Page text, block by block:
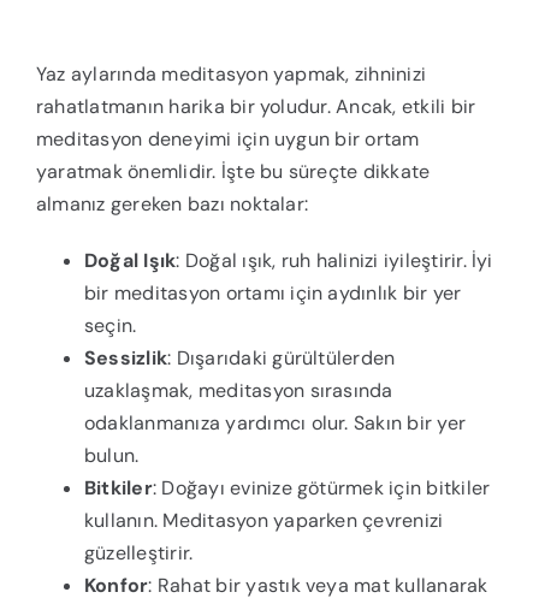
Yaz aylarında meditasyon yapmak, zihninizi
rahatlatmanın harika bir yoludur. Ancak, etkili bir
meditasyon deneyimi için uygun bir ortam
yaratmak önemlidir. İşte bu süreçte dikkate
almanız gereken bazı noktalar:
Doğal Işık: Doğal ışık, ruh halinizi iyileştirir. İyi
bir meditasyon ortamı için aydınlık bir yer
seçin.
Sessizlik: Dışarıdaki gürültülerden
uzaklaşmak, meditasyon sırasında
odaklanmanıza yardımcı olur. Sakın bir yer
bulun.
Bitkiler: Doğayı evinize götürmek için bitkiler
kullanın. Meditasyon yaparken çevrenizi
güzelleştirir.
Konfor: Rahat bir yastık veya mat kullanarak